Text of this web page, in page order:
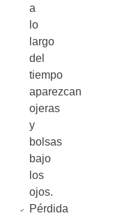
a
lo
largo
del
tiempo
aparezcan
ojeras
y
bolsas
bajo
los
ojos.
Pérdida